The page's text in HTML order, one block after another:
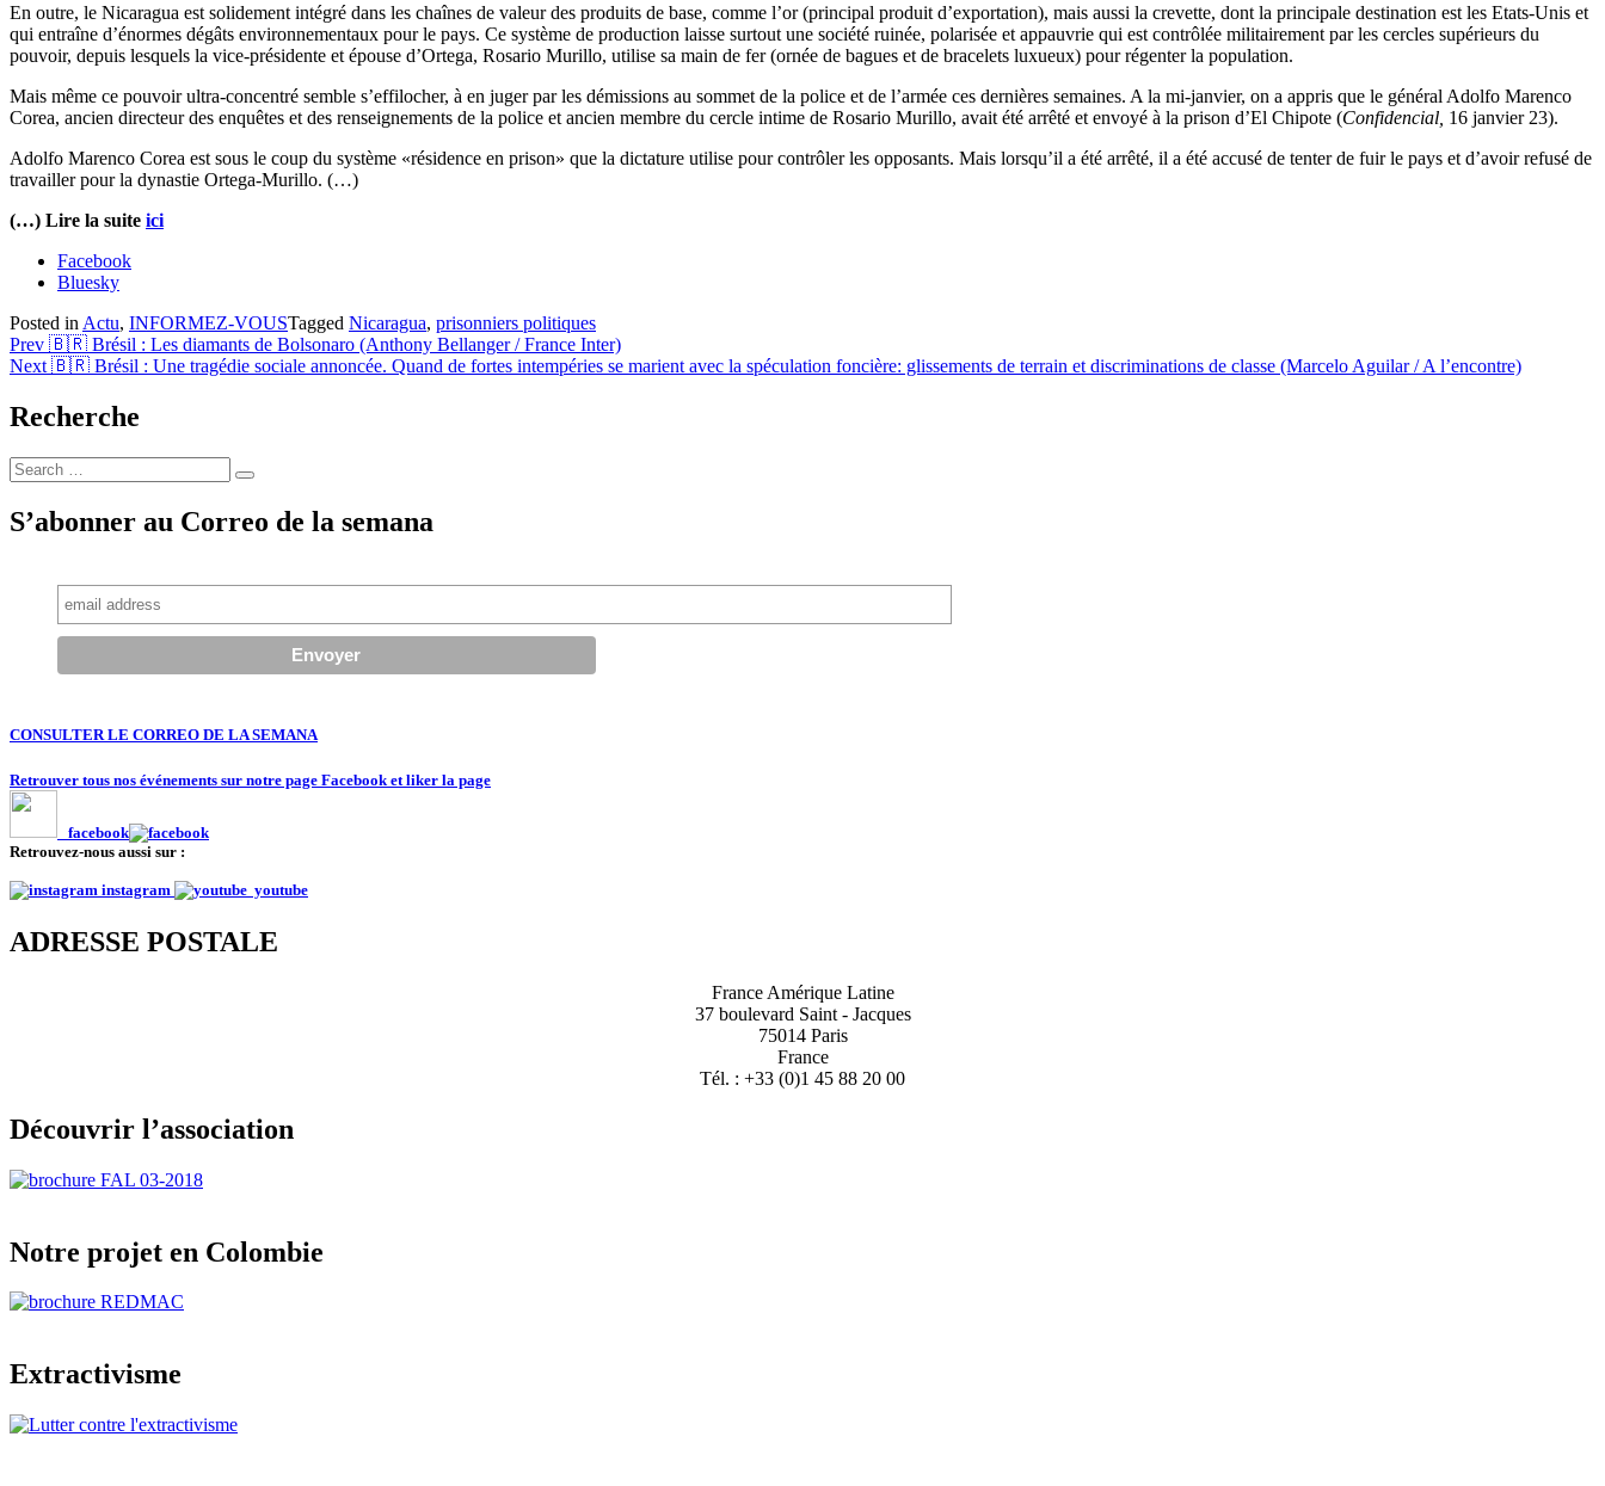
En outre, le Nicaragua est solidement intégré dans les chaînes de valeur des produits de base, comme l’or (principal produit d’exportation), mais aussi la crevette, dont la principale destination est les Etats-Unis et
qui entraîne d’énormes dégâts environnementaux pour le pays. Ce système de production laisse surtout une société ruinée, polarisée et appauvrie qui est contrôlée militairement par les cercles supérieurs du
pouvoir, depuis lesquels la vice-présidente et épouse d’Ortega, Rosario Murillo, utilise sa main de fer (ornée de bagues et de bracelets luxueux) pour régenter la population.
Mais même ce pouvoir ultra-concentré semble s’effilocher, à en juger par les démissions au sommet de la police et de l’armée ces dernières semaines. A la mi-janvier, on a appris que le général Adolfo Marenco
Corea, ancien directeur des enquêtes et des renseignements de la police et ancien membre du cercle intime de Rosario Murillo, avait été arrêté et envoyé à la prison d’El Chipote (Confidencial, 16 janvier 23).
Adolfo Marenco Corea est sous le coup du système «résidence en prison» que la dictature utilise pour contrôler les opposants. Mais lorsqu’il a été arrêté, il a été accusé de tenter de fuir le pays et d’avoir refusé de
travailler pour la dynastie Ortega-Murillo. (…)
(…) Lire la suite ici
Partager
"🇳🇮
Nicaragua.
«La
de
la
cruauté»
(Raúl
/
Facebook
Bluesky
Posted in Actu, INFORMEZ-VOUSTagged Nicaragua, prisonniers politiques
Navigation
de
l’article
Prev 🇧🇷 Brésil : Les diamants de Bolsonaro (Anthony Bellanger / France Inter)
Next 🇧🇷 Brésil : Une tragédie sociale annoncée. Quand de fortes intempéries se marient avec la spéculation foncière: glissements de terrain et discriminations de classe (Marcelo Aguilar / A l’encontre)
Recherche
Search
for:
Search
S’abonner au Correo de la semana
CONSULTER LE CORREO DE LA SEMANA
Retrouver tous nos événements sur notre page Facebook et liker la page
facebook
Retrouvez-nous aussi sur :
instagram youtube
ADRESSE POSTALE
France Amérique Latine
37 boulevard Saint - Jacques
75014 Paris
France
Tél. : +33 (0)1 45 88 20 00
Découvrir l’association
Notre projet en Colombie
Extractivisme